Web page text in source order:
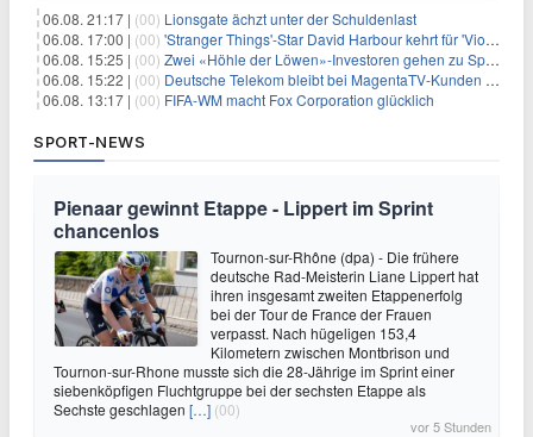
06.08. 21:17 | (00) Lionsgate ächzt unter der Schuldenlast
06.08. 17:00 | (00) 'Stranger Things'-Star David Harbour kehrt für 'Violent Night 2' zurück – Kristen Bell stößt zur Besetzung
06.08. 15:25 | (00) Zwei «Höhle der Löwen»-Investoren gehen zu Springer
06.08. 15:22 | (00) Deutsche Telekom bleibt bei MagentaTV-Kunden vage
06.08. 13:17 | (00) FIFA-WM macht Fox Corporation glücklich
SPORT-NEWS
Pienaar gewinnt Etappe - Lippert im Sprint
chancenlos
Tournon-sur-Rhône (dpa) - Die frühere
deutsche Rad-Meisterin Liane Lippert hat
ihren insgesamt zweiten Etappenerfolg
bei der Tour de France der Frauen
verpasst. Nach hügeligen 153,4
Kilometern zwischen Montbrison und
Tournon-sur-Rhone musste sich die 28-Jährige im Sprint einer
siebenköpfigen Fluchtgruppe bei der sechsten Etappe als
Sechste geschlagen […] (00)
vor 5 Stunden